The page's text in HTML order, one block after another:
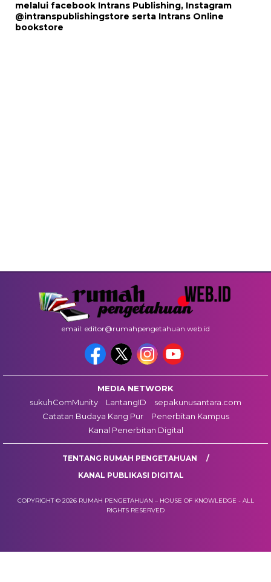
melalui facebook Intrans Publishing, Instagram
@intranspublishingstore serta Intrans Online
bookstore
email: editor@rumahpengetahuan.web.id
MEDIA NETWORK
sukuhComMunity
LantangID
sepakunusantara.com
Catatan Budaya Kang Pur
Penerbitan Kampus
Kanal Penerbitan Digital
TENTANG RUMAH PENGETAHUAN
KANAL PUBLIKASI DIGITAL
COPYRIGHT © 2026 RUMAH PENGETAHUAN – HOUSE OF KNOWLEDGE - ALL
RIGHTS RESERVED